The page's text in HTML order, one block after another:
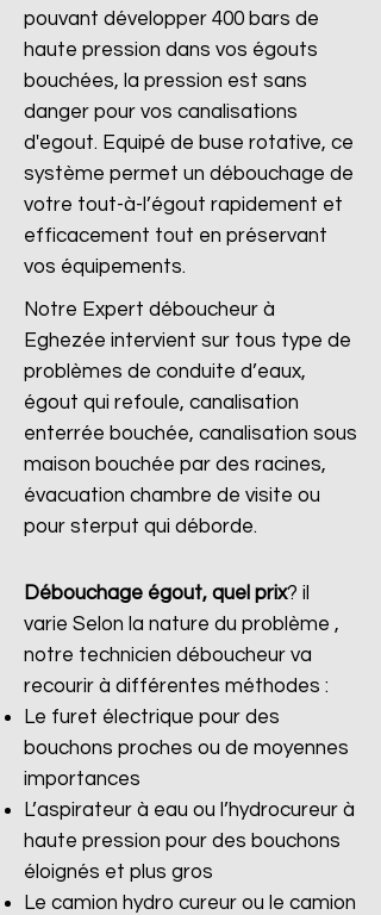
pouvant développer 400 bars de
haute pression dans vos égouts
bouchées, la pression est sans
danger pour vos canalisations
d'egout. Equipé de buse rotative, ce
système permet un débouchage de
votre tout-à-l’égout rapidement et
efficacement tout en préservant
vos équipements.
Notre Expert déboucheur à
Eghezée intervient sur tous type de
problèmes de conduite d’eaux,
égout qui refoule, canalisation
enterrée bouchée, canalisation sous
maison bouchée par des racines,
évacuation chambre de visite ou
pour sterput qui déborde.
Débouchage égout, quel prix? il
varie Selon la nature du problème ,
notre technicien déboucheur va
recourir à différentes méthodes :
Le furet électrique pour des
bouchons proches ou de moyennes
importances
L’aspirateur à eau ou l’hydrocureur à
haute pression pour des bouchons
éloignés et plus gros
Le camion hydro cureur ou le camion